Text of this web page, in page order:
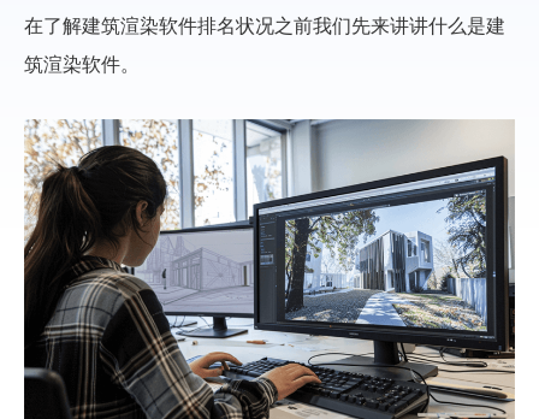
在了解建筑渲染软件排名状况之前我们先来讲讲什么是建
筑渲染软件。